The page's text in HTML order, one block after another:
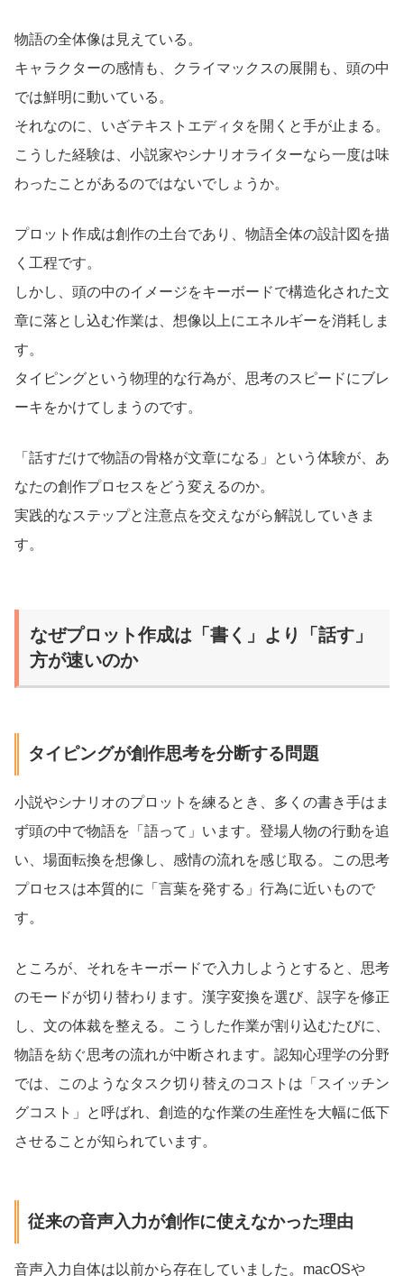
物語の全体像は見えている。
キャラクターの感情も、クライマックスの展開も、頭の中
では鮮明に動いている。
それなのに、いざテキストエディタを開くと手が止まる。
こうした経験は、小説家やシナリオライターなら一度は味
わったことがあるのではないでしょうか。
プロット作成は創作の土台であり、物語全体の設計図を描
く工程です。
しかし、頭の中のイメージをキーボードで構造化された文
章に落とし込む作業は、想像以上にエネルギーを消耗しま
す。
タイピングという物理的な行為が、思考のスピードにブレ
ーキをかけてしまうのです。
「話すだけで物語の骨格が文章になる」という体験が、あ
なたの創作プロセスをどう変えるのか。
実践的なステップと注意点を交えながら解説していきま
す。
なぜプロット作成は「書く」より「話す」
方が速いのか
タイピングが創作思考を分断する問題
小説やシナリオのプロットを練るとき、多くの書き手はま
ず頭の中で物語を「語って」います。登場人物の行動を追
い、場面転換を想像し、感情の流れを感じ取る。この思考
プロセスは本質的に「言葉を発する」行為に近いもので
す。
ところが、それをキーボードで入力しようとすると、思考
のモードが切り替わります。漢字変換を選び、誤字を修正
し、文の体裁を整える。こうした作業が割り込むたびに、
物語を紡ぐ思考の流れが中断されます。認知心理学の分野
では、このようなタスク切り替えのコストは「スイッチン
グコスト」と呼ばれ、創造的な作業の生産性を大幅に低下
させることが知られています。
従来の音声入力が創作に使えなかった理由
音声入力自体は以前から存在していました。macOSや